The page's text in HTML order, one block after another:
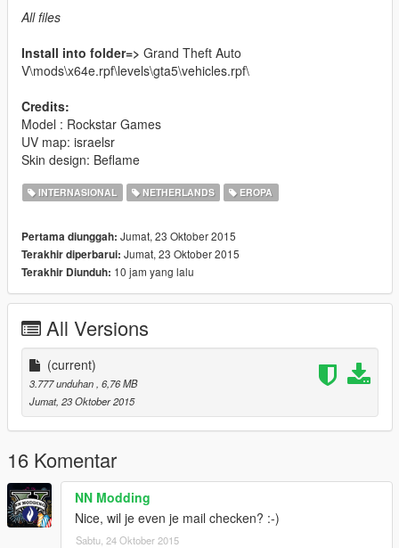
All files
Install into folder=> Grand Theft Auto
V\mods\x64e.rpf\levels\gta5\vehicles.rpf\
Credits:
Model : Rockstar Games
UV map: israelsr
Skin design: Beflame
INTERNASIONAL NETHERLANDS EROPA
Pertama diunggah: Jumat, 23 Oktober 2015
Terakhir diperbarui: Jumat, 23 Oktober 2015
Terakhir Diunduh: 10 jam yang lalu
All Versions
(current)
3.777 unduhan , 6,76 MB
Jumat, 23 Oktober 2015
16 Komentar
NN Modding
Nice, wil je even je mail checken? :-)
Sabtu, 24 Oktober 2015